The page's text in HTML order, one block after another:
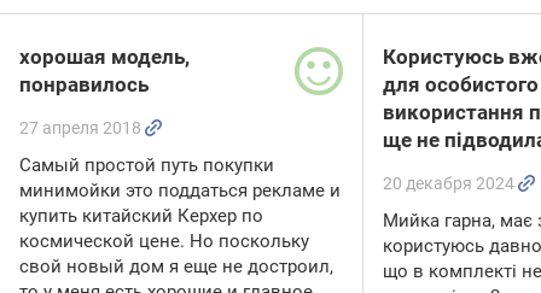
хорошая модель,
понравилось
27 апреля 2018
Самый простой путь покупки
минимойки это поддаться рекламе и
купить китайский Керхер по
космической цене. Но поскольку
свой новый дом я еще не достроил,
Користуюсь
для особистого
використання
ще не
20 декабря 2024
Мийка гарна, має
користуюсь
що в комплекті